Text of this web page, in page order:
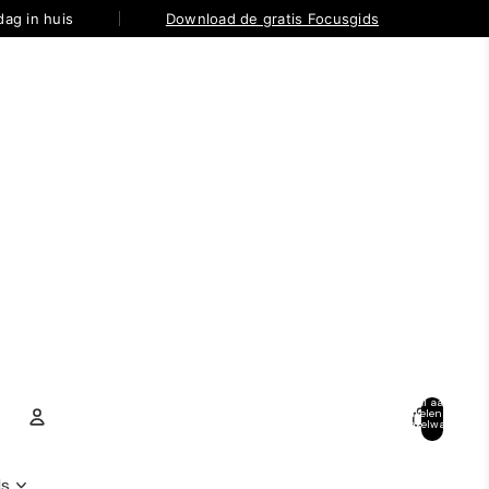
in huis Download de gratis Focusgids
Totaal aantal
artikelen in
winkelwagen: